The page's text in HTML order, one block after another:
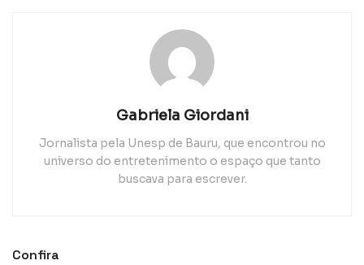
Gabriela Giordani
Jornalista pela Unesp de Bauru, que encontrou no
universo do entretenimento o espaço que tanto
buscava para escrever.
Confira